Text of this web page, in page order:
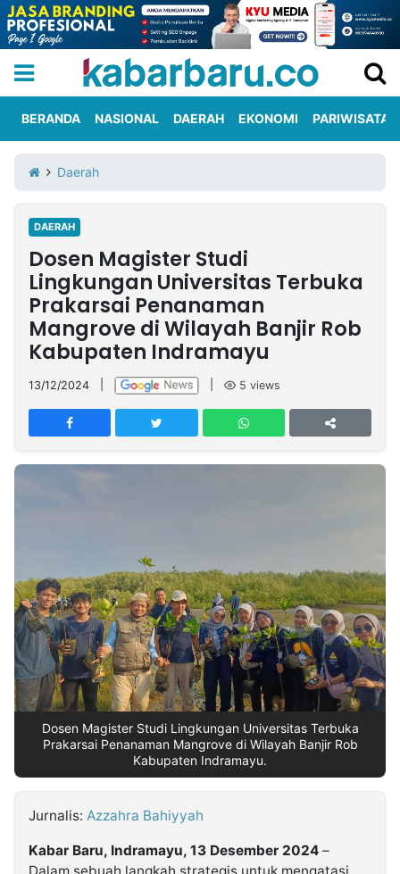
Iklan
Berita
Kami
Nasional
International
Olahraga
Entertainment
Daerah
Pariwisata
Kuliner
Kolom
Network
TREETAN
INDONESIA
Follow
Kabarbaru
Kabarbaru.co
BERANDA NASIONAL DAERAH EKONOMI PARIWISATA
Daerah
DAERAH
Dosen Magister Studi
Lingkungan Universitas Terbuka
Prakarsai Penanaman
Mangrove di Wilayah Banjir Rob
Kabupaten Indramayu
13/12/2024 5 views
Dosen Magister Studi Lingkungan Universitas Terbuka
Prakarsai Penanaman Mangrove di Wilayah Banjir Rob
Kabupaten Indramayu.
Jurnalis: Azzahra Bahiyyah
Kabar Baru, Indramayu, 13 Desember 2024 –